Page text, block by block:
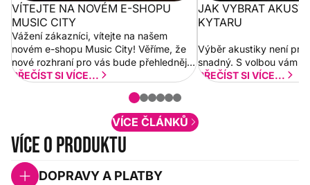
VÍTEJTE NA NOVÉM E-SHOPU
MUSIC CITY
Vážení zákazníci, vítejte na našem
novém e-shopu Music City! Věříme, že
nové rozhraní pro vás bude přehlednější
a rychlejší. Postupně budeme přidávat
PŘEČÍST SI VÍCE...
JAK VYBRAT
KYTARU
Výběr akustiky není pro
snadný. S volbou vám
PŘEČÍST SI VÍCE...
VÍCE ČLÁNKŮ
Více o produktu
DOPRAVY A PLATBY